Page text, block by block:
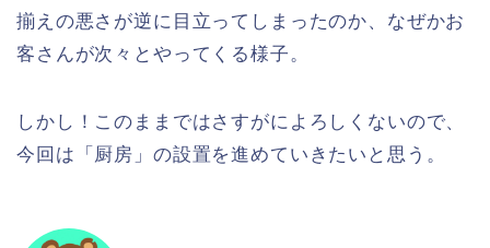
揃えの悪さが逆に目立ってしまったのか、なぜかお
客さんが次々とやってくる様子。
しかし！このままではさすがによろしくないので、
今回は「厨房」の設置を進めていきたいと思う。